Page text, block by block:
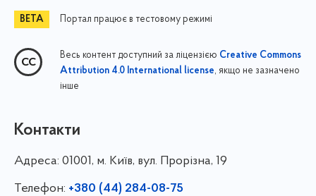
Портал працює в тестовому режимі
Весь контент доступний за ліцензією Creative Commons
Attribution 4.0 International license, якщо не зазначено
інше
Контакти
Адреса: 01001, м. Київ, вул. Прорізна, 19
Телефон: +380 (44) 284-08-75